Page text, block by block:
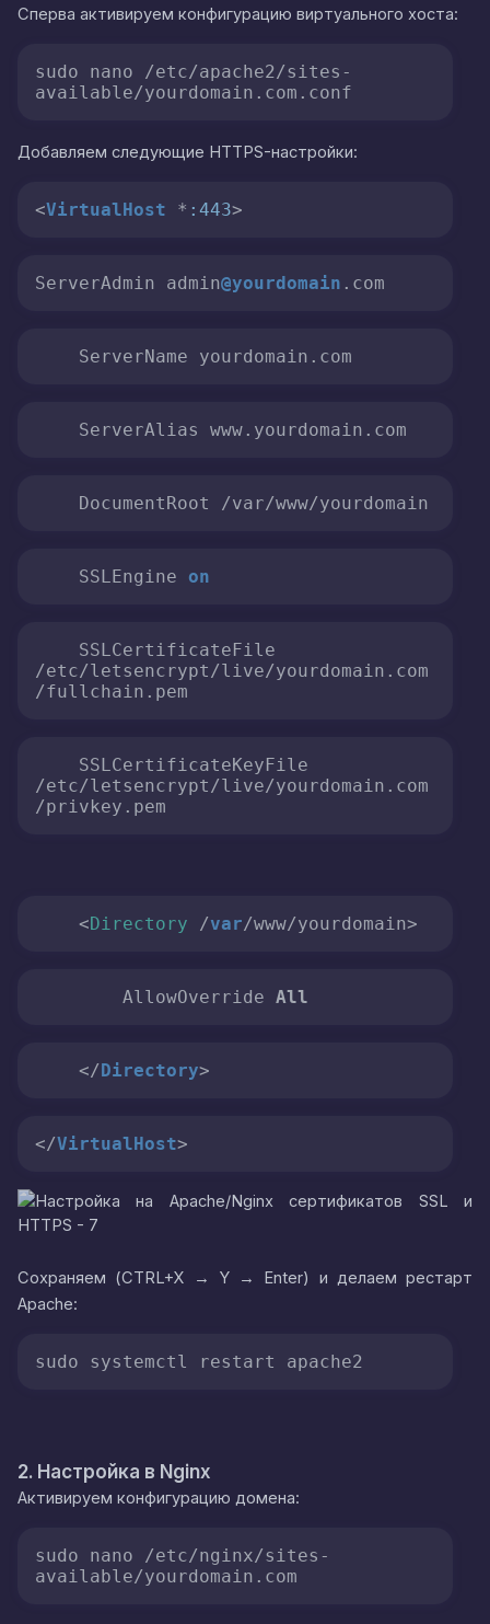
Сперва активируем конфигурацию виртуального хоста:
sudo nano /etc/apache2/sites-
available/yourdomain.com.conf
Добавляем следующие HTTPS-настройки:
<VirtualHost * :443>
ServerAdmin admin@yourdomain .com
ServerName yourdomain.com
ServerAlias www.yourdomain.com
DocumentRoot /var/www/yourdomain
SSLEngine on
SSLCertificateFile
/etc/letsencrypt/live/yourdomain.com
/fullchain.pem
SSLCertificateKeyFile
/etc/letsencrypt/live/yourdomain.com
/privkey.pem
<Directory /var/www/yourdomain>
AllowOverride All
</Directory>
</VirtualHost>
Сохраняем (CTRL+X → Y → Enter) и делаем рестарт
Apache:
sudo systemctl restart apache2
2. Настройка в Nginx
Активируем конфигурацию домена:
sudo nano /etc/nginx/sites-
available/yourdomain.com